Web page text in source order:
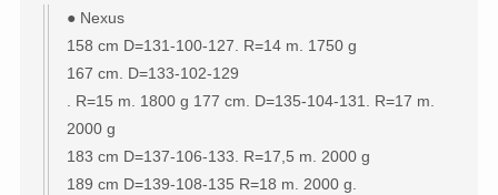
● Nexus
158 cm D=131-100-127. R=14 m. 1750 g
167 cm. D=133-102-129
. R=15 m. 1800 g 177 cm. D=135-104-131. R=17 m.
2000 g
183 cm D=137-106-133. R=17,5 m. 2000 g
189 cm D=139-108-135 R=18 m. 2000 g.